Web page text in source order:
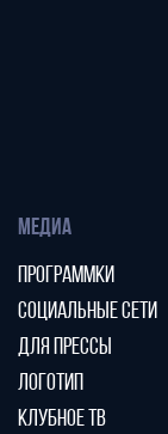
МЕДИА
ПРОГРАММКИ
СОЦИАЛЬНЫЕ СЕТИ
ДЛЯ ПРЕССЫ
ЛОГОТИП
КЛУБНОЕ ТВ